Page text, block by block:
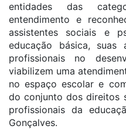
entidades das
entendimento e
assistentes sociais e
educação básica, suas
profissionais no
viabilizem uma
no espaço escolar e
do conjunto dos direitos
profissionais da
Gonçalves.